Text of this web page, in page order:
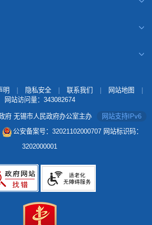
明 隐私安全 联系我们 网站地图
网站访问量： 343082674
府 无锡市人民政府办公室主办
网站支持IPv6
公安备案号：32021102000707 网站标识码：
3202000001